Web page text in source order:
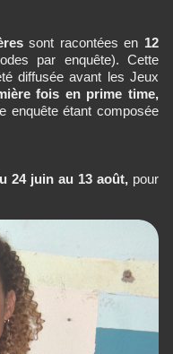
sont racontées en 12
par enquête). Cette
diffusée avant les Jeux
fois en prime time,
enquête étant composée
24 juin au 13 août, pour